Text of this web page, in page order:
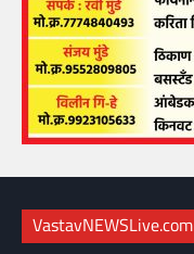
VastavNEWSLive.com